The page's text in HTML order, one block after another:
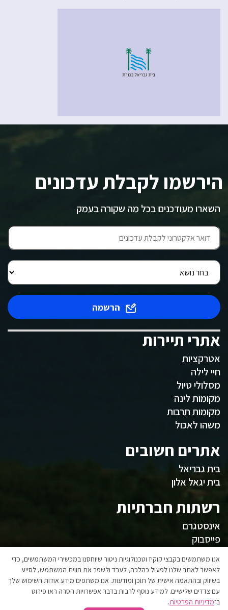
הירשמו לקבלת עדכונים
השארו מעודכנים בכל מה שקורה בעמק
הרשמה
אתרי תיירות
אטרקציות
חיי לילה
מסלולי טיול
מקומות לינה
מקומות תרבות
משהו לאכול
אתרים חשובים
בית גבריאל
בית יגאל אלון
רשתות חברתיות
אינסטגרם
פייסבוק
המועצה
אגפי המועצה
הצהרת נגישות
אנו משתמשים בקבצי קוקיז וטכנולוגיות ניטור שיוחסנו במכשירי המשתמשים, כדי
לאפשר לאתר שלנו לפעול כהלכה, לעבד ולשפר את חווית המשתמש, לסייע
בשיווק ובהתאמה אישית של תוכן ומודעות. אנו משתפים מידע אודות השימוש שלך
עם צדדים שלישיים. למידע נוסף לרבות בדבר אפשרויות הסרה ראו פירוט
ב־מדיניות הפרטיות.